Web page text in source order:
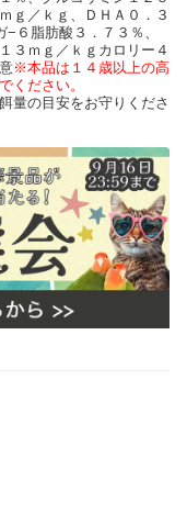
ｇ／ｋｇ、ＤＨＡ０．３
６脂肪酸３．７３％、
３ｍｇ／ｋｇカロリー４
※本品は１４歳以上の高
ください。
量の目安をお守りくださ